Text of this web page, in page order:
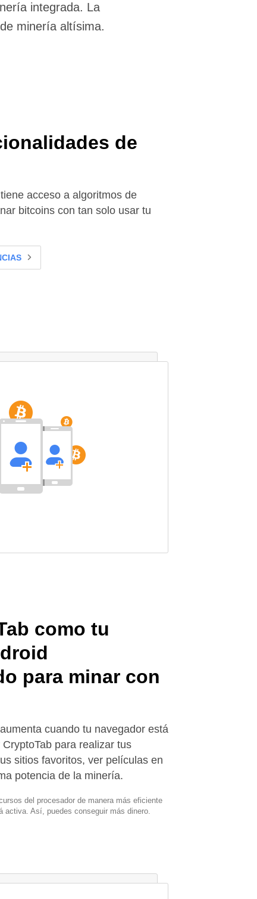
integrada. La
minería altísima.
de
acceso a algoritmos de
bitcoins con tan solo usar tu
como tu
para minar con
cuando tu navegador está
para realizar tus
sitios favoritos, ver películas en
potencia de la minería.
del procesador de manera más eficiente
activa. Así, puedes conseguir más dinero.